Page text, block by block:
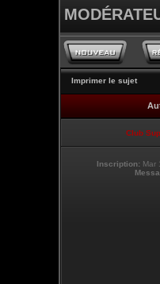
Imprimer le sujet
Club
Inscription: Mar